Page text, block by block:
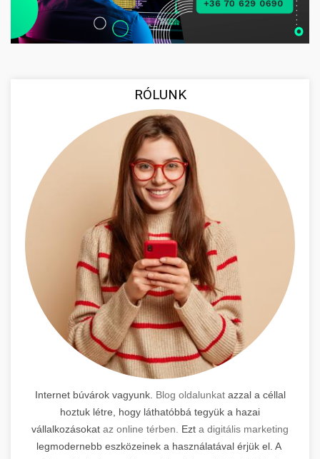
RÓLUNK
Internet búvárok vagyunk. Blog oldalunkatazzal a céllal
hoztuk létre, hogy láthatóbbá tegyük a hazai
vállalkozásokat az online térben. Ezt a digitális marketing
legmodernebb eszközeinek a használatával érjük el. A